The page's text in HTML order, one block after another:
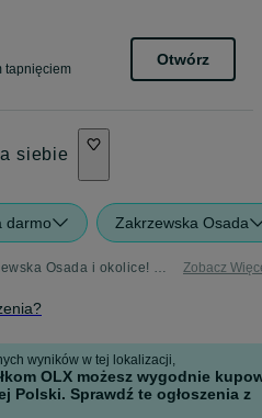
tapnięciem
Otwórz
siebie
darmo Zakrzewska Osada
Oddaj za darmo na OLX - Zakrzewska Osada i okolice! Dodaj ofertę w kategorii Oddam za Darmo Zobacz
wyników w tej lokalizacji,
OLX możesz wygodnie
Polski. Sprawdź te ogłoszenia z